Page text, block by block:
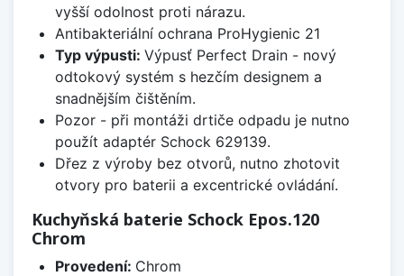
vyšší odolnost proti nárazu.
Antibakteriální ochrana ProHygienic 21
Typ výpusti: Výpusť Perfect Drain - nový
odtokový systém s hezčím designem a
snadnějším čištěním.
Pozor - při montáži drtiče odpadu je nutno
použít adaptér Schock 629139.
Dřez z výroby bez otvorů, nutno zhotovit
otvory pro baterii a excentrické ovládání.
Kuchyňská baterie Schock Epos.120
Chrom
Provedení: Chrom